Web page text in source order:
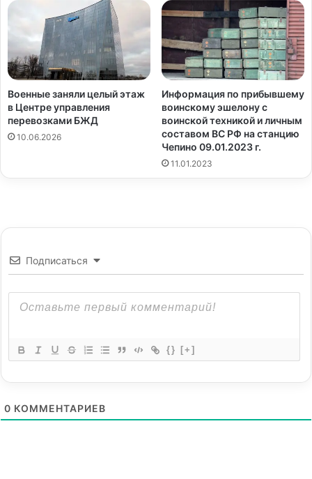
Военные заняли целый этаж
в Центре управления
перевозками БЖД
10.06.2026
Информация по прибывшему
воинскому эшелону с
воинской техникой и личным
составом ВС РФ на станцию
Чепино 09.01.2023 г.
11.01.2023
Подписаться
{} [+]
0 КОММЕНТАРИЕВ